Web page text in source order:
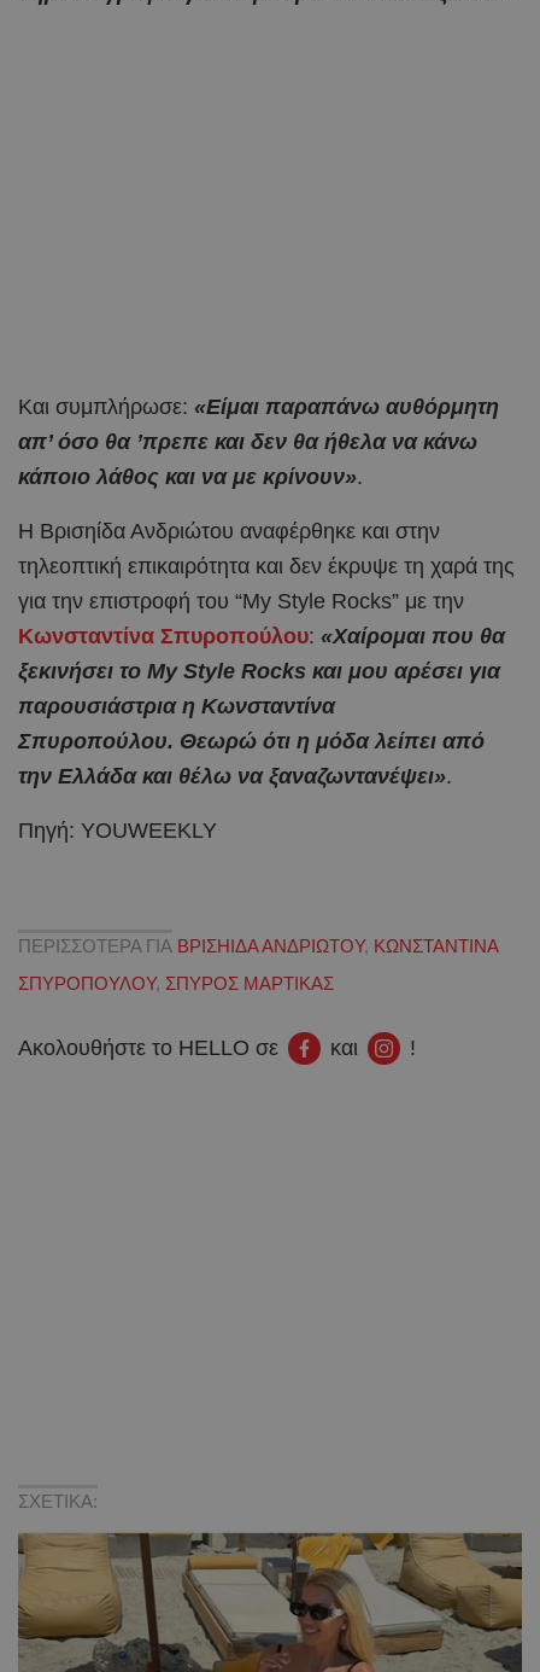
Και συμπλήρωσε: «Είμαι παραπάνω αυθόρμητη
απ’ όσο θα ’πρεπε και δεν θα ήθελα να κάνω
κάποιο λάθος και να με κρίνουν».
Η Βρισηίδα Ανδριώτου αναφέρθηκε και στην
τηλεοπτική επικαιρότητα και δεν έκρυψε τη χαρά της
για την επιστροφή του “My Style Rocks” με την
Κωνσταντίνα Σπυροπούλου: «Χαίρομαι που θα
ξεκινήσει το My Style Rocks και μου αρέσει για
παρουσιάστρια η Κωνσταντίνα
Σπυροπούλου. Θεωρώ ότι η μόδα λείπει από
την Ελλάδα και θέλω να ξαναζωντανέψει».
Πηγή: YOUWEEKLY
ΠΕΡΙΣΣΟΤΕΡΑ ΓΙΑ ΒΡΙΣΗΙΔΑ ΑΝΔΡΙΩΤΟΥ, ΚΩΝΣΤΑΝΤΙΝΑ
ΣΠΥΡΟΠΟΥΛΟΥ, ΣΠΥΡΟΣ ΜΑΡΤΙΚΑΣ
Ακολουθήστε το HELLO σε και !
ΣΧΕΤΙΚΑ: